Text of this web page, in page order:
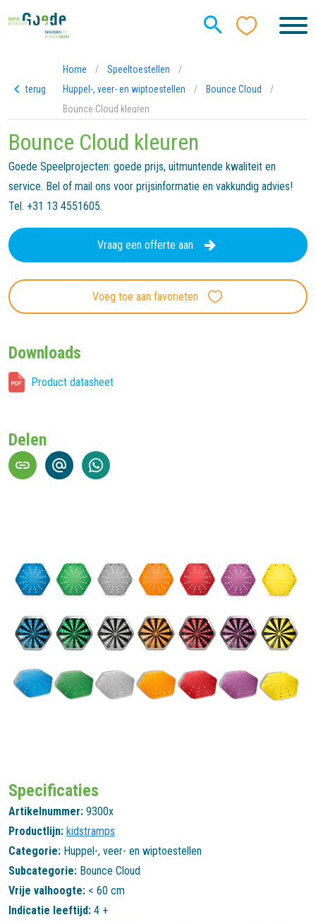
terug
Home / Speeltoestellen
/
Huppel-, veer- en wiptoestellen
/ Bounce Cloud
/
Bounce Cloud kleuren
Specificaties
Artikelnummer: 9300x
Productlijn: kidstramps
Categorie: Huppel-, veer- en wiptoestellen
Subcategorie: Bounce Cloud
Vrije valhoogte: < 60 cm
Indicatie leeftijd: 4 +
Bounce Cloud kleuren
Goede Speelprojecten: goede prijs, uitmuntende kwaliteit en
service. Bel of mail ons voor prijsinformatie en vakkundig advies!
Tel. +31 13 4551605.
Vraag een offerte aan
Voeg toe aan favorieten
Downloads
Product datasheet
Delen